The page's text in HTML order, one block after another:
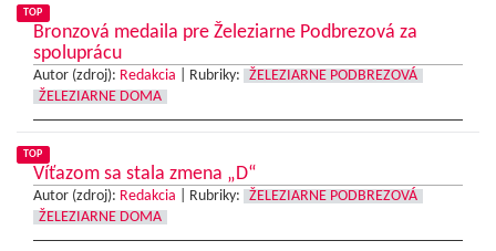
TOP
Bronzová medaila pre Železiarne Podbrezová za
spoluprácu
Autor (zdroj): Redakcia Rubriky:
ŽELEZIARNE PODBREZOVÁ
ŽELEZIARNE DOMA
TOP
Víťazom sa stala zmena „D“
Autor (zdroj): Redakcia Rubriky:
ŽELEZIARNE PODBREZOVÁ
ŽELEZIARNE DOMA